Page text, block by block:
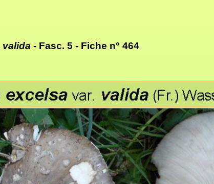
valida - Fasc. 5 - Fiche n° 464